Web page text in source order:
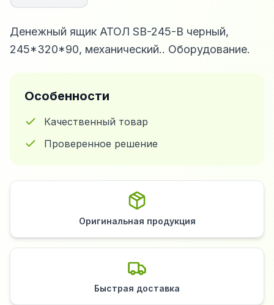
Денежный ящик АТОЛ SB-245-B черный,
245*320*90, механический.. Оборудование.
Особенности
Качественный товар
Проверенное решение
Оригинальная продукция
Быстрая доставка